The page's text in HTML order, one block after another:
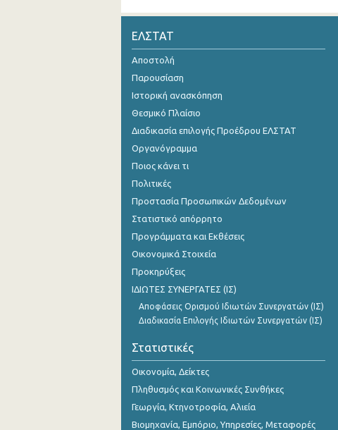
ΕΛΣΤΑΤ
Αποστολή
Παρουσίαση
Ιστορική ανασκόπηση
Θεσμικό Πλαίσιο
Διαδικασία επιλογής Προέδρου ΕΛΣΤΑΤ
Οργανόγραμμα
Ποιος κάνει τι
Πολιτικές
Προστασία Προσωπικών Δεδομένων
Στατιστικό απόρρητο
Προγράμματα και Εκθέσεις
Οικονομικά Στοιχεία
Προκηρύξεις
ΙΔΙΩΤΕΣ ΣΥΝΕΡΓΑΤΕΣ (ΙΣ)
Αποφάσεις Ορισμού Ιδιωτών Συνεργατών (ΙΣ)
Διαδικασία Επιλογής Ιδιωτών Συνεργατών (ΙΣ)
Στατιστικές
Οικονομία, Δείκτες
Πληθυσμός και Κοινωνικές Συνθήκες
Γεωργία, Κτηνοτροφία, Αλιεία
Βιομηχανία, Εμπόριο, Υπηρεσίες, Μεταφορές